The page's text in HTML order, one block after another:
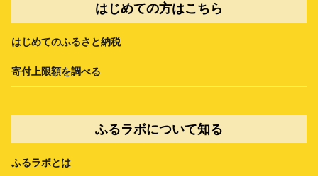
はじめての方はこちら
はじめてのふるさと納税
寄付上限額を調べる
ふるラボについて知る
ふるラボとは